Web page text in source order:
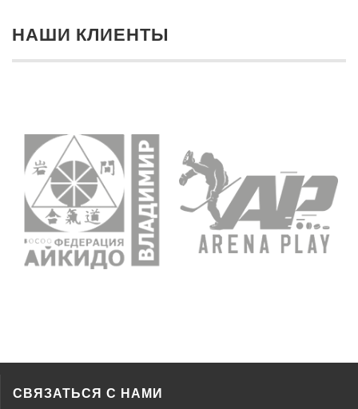
НАШИ КЛИЕНТЫ
СВЯЗАТЬСЯ С НАМИ